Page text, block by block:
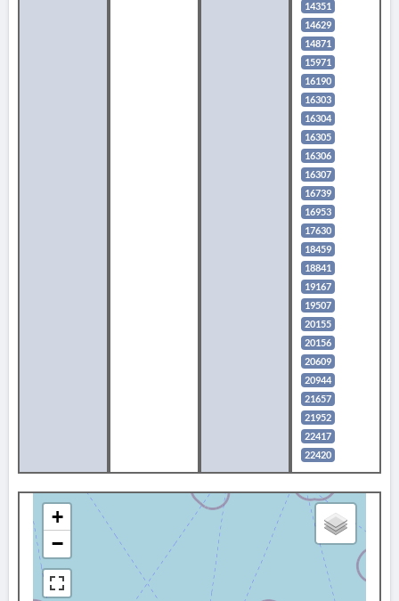
14351
14629
14871
15971
16190
16303
16304
16305
16306
16307
16739
16953
17630
18459
18841
19167
19507
20155
20156
20609
20944
21657
21952
22417
22420
+
−